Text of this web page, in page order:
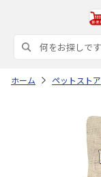
ホーム ペットストア